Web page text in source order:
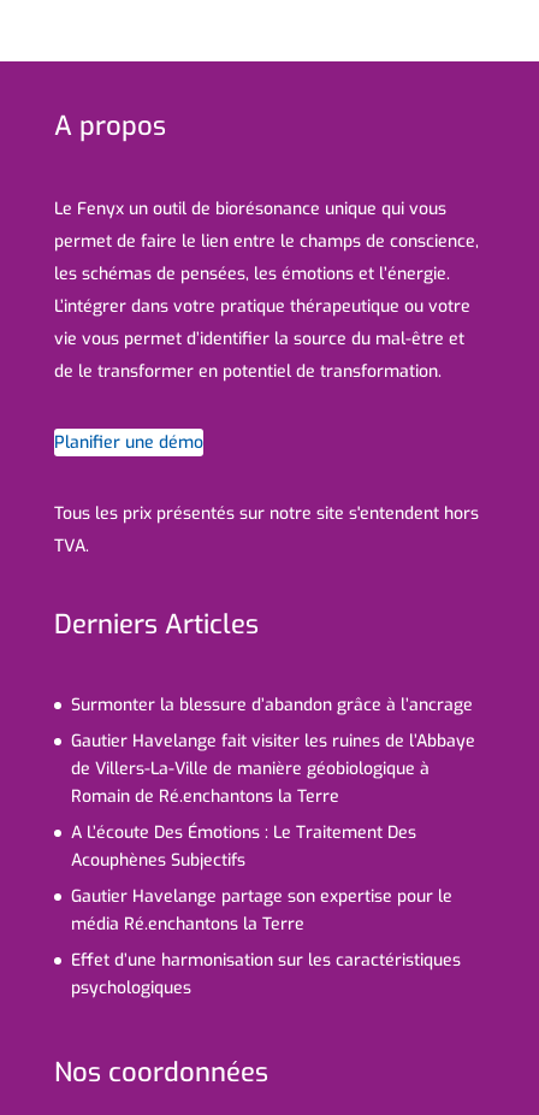
A propos
Le Fenyx un outil de biorésonance unique qui vous
permet de faire le lien entre le champs de conscience,
les schémas de pensées, les émotions et l’énergie.
L’intégrer dans votre pratique thérapeutique ou votre
vie vous permet d’identifier la source du mal-être et
de le transformer en potentiel de transformation.
Planifier une démo
Tous les prix présentés sur notre site s'entendent hors
TVA.
Derniers Articles
Surmonter la blessure d’abandon grâce à l’ancrage
Gautier Havelange fait visiter les ruines de l’Abbaye
de Villers-La-Ville de manière géobiologique à
Romain de Ré.enchantons la Terre
A L’écoute Des Émotions : Le Traitement Des
Acouphènes Subjectifs
Gautier Havelange partage son expertise pour le
média Ré.enchantons la Terre
Effet d’une harmonisation sur les caractéristiques
psychologiques
Nos coordonnées